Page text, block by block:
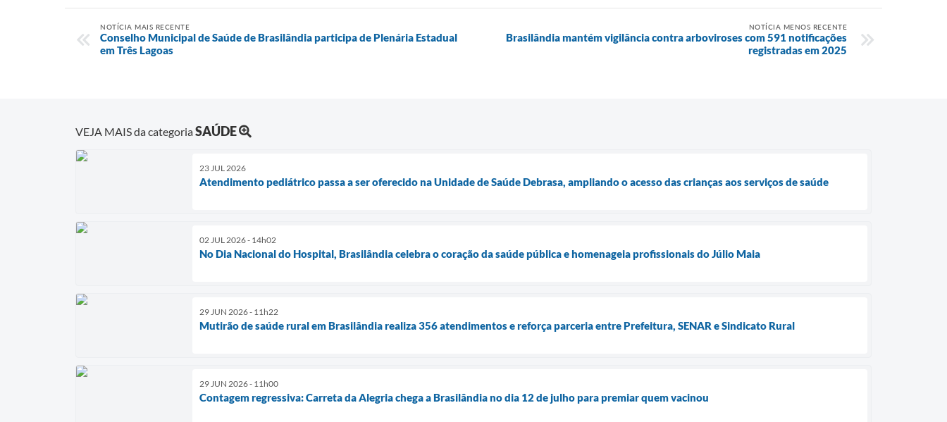
NOTÍCIA MAIS RECENTE
Conselho Municipal de Saúde de Brasilândia participa de Plenária Estadual
em Três Lagoas
NOTÍCIA MENOS RECENTE
Brasilândia mantém vigilância contra arboviroses com 591 notificações
registradas em 2025
VEJA MAIS da categoriaSAÚDE
23 JUL 2026
Atendimento pediátrico passa a ser oferecido na Unidade de Saúde Debrasa, ampliando o acesso das crianças aos serviços de saúde
02 JUL 2026 - 14h02
No Dia Nacional do Hospital, Brasilândia celebra o coração da saúde pública e homenageia profissionais do Júlio Maia
29 JUN 2026 - 11h22
Mutirão de saúde rural em Brasilândia realiza 356 atendimentos e reforça parceria entre Prefeitura, SENAR e Sindicato Rural
29 JUN 2026 - 11h00
Contagem regressiva: Carreta da Alegria chega a Brasilândia no dia 12 de julho para premiar quem vacinou